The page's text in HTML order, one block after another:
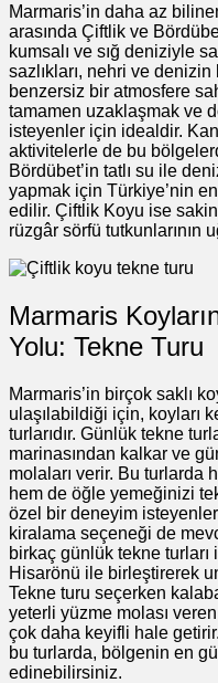
Marmaris’in daha az
arasında Çiftlik ve
kumsalı ve sığ deniziyle
sazlıkları, nehri ve
benzersiz bir atmosfere
tamamen uzaklaşmak ve
isteyenler için idealdir.
aktivitelerle de bu
Bördübet’in tatlı su ile
yapmak için Türkiye’nin
edilir. Çiftlik Koyu ise
rüzgâr sörfü tutkunlarının
Marmaris
Yolu: Tekne Turu
Marmaris’in birçok saklı
ulaşılabildiği için, koyları
turlarıdır. Günlük tekne
marinasından kalkar ve
molaları verir. Bu turlarda
hem de öğle yemeğinizi
özel bir deneyim
kiralama seçeneği de
birkaç günlük tekne turları
Hisarönü ile birleştirerek
Tekne turu seçerken
yeterli yüzme molası
çok daha keyifli hale
bu turlarda, bölgenin en
edinebilirsiniz.